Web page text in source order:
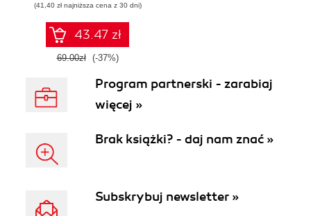
(41,40 zł najniższa cena z 30 dni)
43.47 zł
69.00zł (-37%)
Program partnerski - zarabiaj
więcej »
Brak książki? - daj nam znać »
Subskrybuj newsletter »